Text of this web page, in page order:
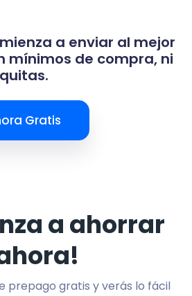
a enviar al mejor
mínimos de compra, ni
Gratis
a ahorrar
prepago gratis y verás lo fácil